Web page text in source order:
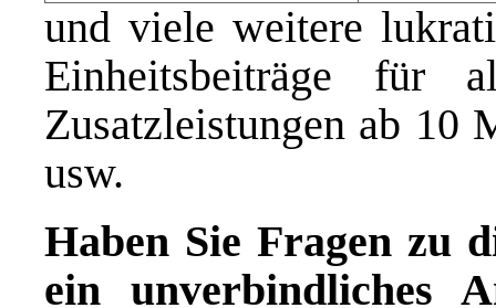
und viele weitere
Einheitsbeiträge für
Zusatzleistungen ab 10
usw.
Haben Sie Fragen zu
ein unverbindliches